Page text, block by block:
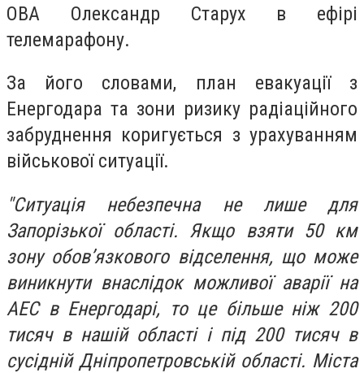
ОВА Олександр Старух в ефірі
телемарафону.
За його словами, план евакуації з
Енергодара та зони ризику радіаційного
забруднення коригується з урахуванням
військової ситуації.
"Ситуація небезпечна не лише для
Запорізької області. Якщо взяти 50 км
зону обов’язкового відселення, що може
виникнути внаслідок можливої аварії на
АЕС в Енергодарі, то це більше ніж 200
тисяч в нашій області і під 200 тисяч в
сусідній Дніпропетровській області. Міста